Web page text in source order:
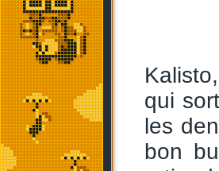
qui
les
bon